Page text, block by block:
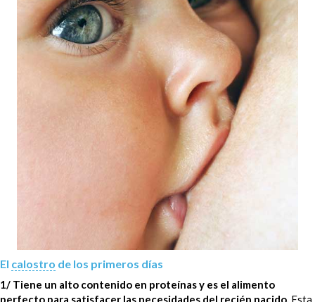
El calostro de los primeros días
1/ Tiene un alto contenido en proteínas y es el alimento